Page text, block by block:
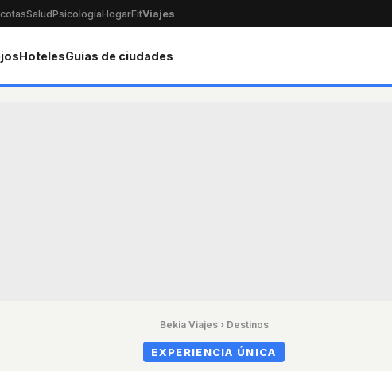
SaludPsicologíaHogarFitViajes
HotelesGuías de ciudades
Bekia Viajes› Destinos
EXPERIENCIA ÚNICA